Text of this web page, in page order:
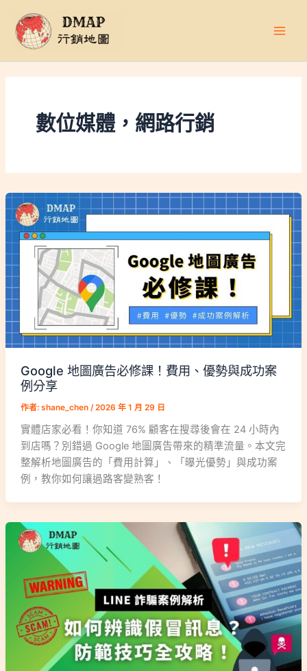
數位媒體，網路行銷
Google 地圖廣告必修課！費用、優勢與成功案
例分享
作者: shane_chen /2026 年 1 月 29 日
實體店家必看！你知道 76% 顧客在搜尋後會在 24 小時內
到店嗎？別錯過 Google 地圖廣告帶來的精準流量。本文完
整解析地圖廣告的「費用計算」、「曝光優勢」與成功案
例，教你如何讓過路客變熟客！